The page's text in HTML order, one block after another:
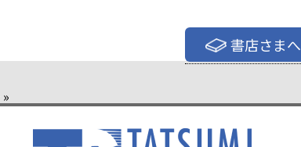
書店さまへ
»